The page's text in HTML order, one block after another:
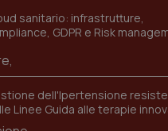
sanitario: infrastrutture,
GDPR e Risk
dell'Ipertensione
Linee Guida alle terapie
sulle pagine e l'accesso alle aree
sito. Il sito web non è in grado di
correttamente senza questi cookie.
.youtube.com